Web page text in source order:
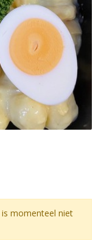
is momenteel niet